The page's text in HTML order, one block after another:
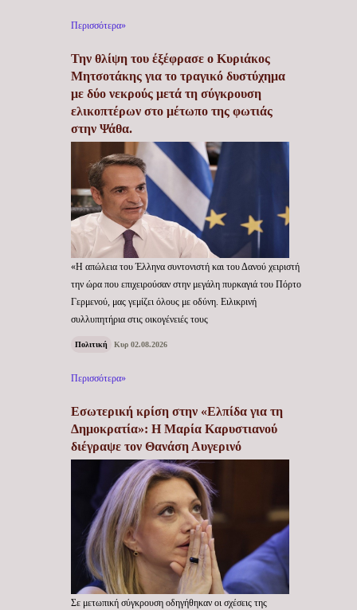
Περισσότερα»
Την θλίψη του έξέφρασε ο Κυριάκος
Μητσοτάκης για το τραγικό δυστύχημα
με δύο νεκρούς μετά τη σύγκρουση
ελικοπτέρων στο μέτωπο της φωτιάς
στην Ψάθα.
«Η απώλεια του Έλληνα συντονιστή και του Δανού χειριστή
την ώρα που επιχειρούσαν στην μεγάλη πυρκαγιά του Πόρτο
Γερμενού, μας γεμίζει όλους με οδύνη. Ειλικρινή
συλλυπητήρια στις οικογένειές τους
Πολιτική Κυρ 02.08.2026
Περισσότερα»
Εσωτερική κρίση στην «Ελπίδα για τη
Δημοκρατία»: Η Μαρία Καρυστιανού
διέγραψε τον Θανάση Αυγερινό
Σε μετωπική σύγκρουση οδηγήθηκαν οι σχέσεις της